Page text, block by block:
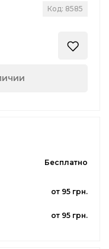
Код: 8585
Бесплатно
от 95 грн.
от 95 грн.